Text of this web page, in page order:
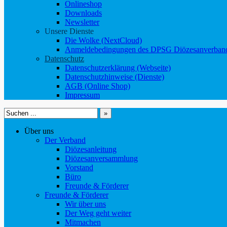
Onlineshop
Downloads
Newsletter
Unsere Dienste
Die Wolke (NextCloud)
Anmeldebedingungen des DPSG
Datenschutz
Datenschutzerklärung (Webseite)
Datenschutzhinweise (Dienste)
AGB (Online Shop)
Impressum
Suchen
nach:
Über uns
Der Verband
Diözesanleitung
Diözesanversammlung
Vorstand
Büro
Freunde & Förderer
Freunde & Förderer
Wir über uns
Der Weg geht weiter
Mitmachen